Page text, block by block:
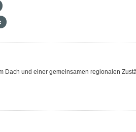
Dach und einer gemeinsamen regionalen